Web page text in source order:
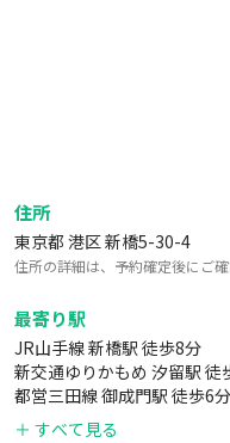
フライパンセット
（炒め鍋26cm/フライパ
ザル・ボウル
▼食器類
ワイングラス×12
ロックグラス×10
マグカップ×10
住所
東京都 港区 新橋5-30-4
住所の詳細は、予約確定後にご確
最寄り駅
JR山手線 新橋駅 徒歩8分
新交通ゆりかもめ 汐留駅 徒
都営三田線 御成門駅 徒歩6分
＋ すべて見る